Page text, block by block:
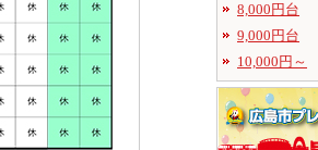
8,000円台
9,000円台
10,000円～